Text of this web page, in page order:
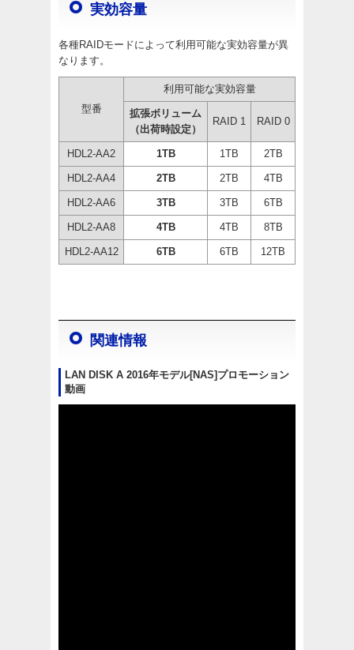
実効容量
各種RAIDモードによって利用可能な実効容量が異
なります。
型番
利用可能な実効容量
拡張ボリューム
（出荷時設定）
RAID 1 RAID 0
HDL2-AA2 1TB 1TB 2TB
HDL2-AA4 2TB 2TB 4TB
HDL2-AA6 3TB 3TB 6TB
HDL2-AA8 4TB 4TB 8TB
HDL2-AA12 6TB 6TB 12TB
関連情報
LAN DISK A 2016年モデル[NAS]プロモーション
動画